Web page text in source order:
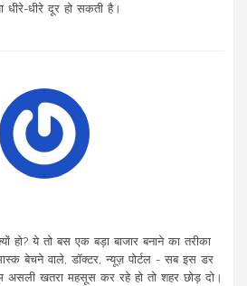
धीरे दूर हो सकती है।
हो? ये तो बस एक बड़ा बाजार बनाने का तरीका
बेचने वाले, डॉक्टर, न्यूज़ पोर्टल - सब इस डर
असली खतरा महसूस कर रहे हो तो शहर छोड़ दो।